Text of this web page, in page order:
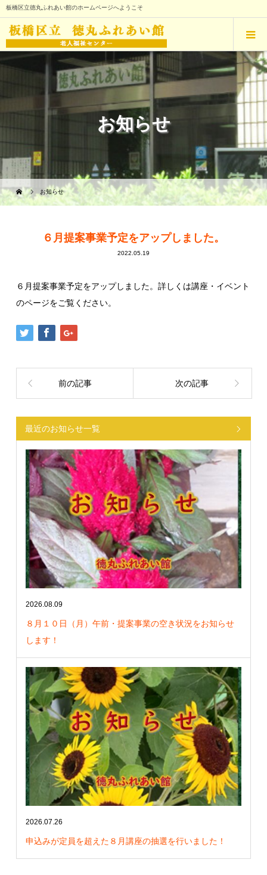
板橋区立徳丸ふれあい館のホームページへようこそ
お知らせ
お知らせ
６月提案事業予定をアップしました。
2022.05.19
６月提案事業予定をアップしました。詳しくは講座・イベント
のページをご覧ください。
前の記事 次の記事
最近のお知らせ一覧
2026.08.09
８月１０日（月）午前・提案事業の空き状況をお知らせ
します！
2026.07.26
申込みが定員を超えた８月講座の抽選を行いました！